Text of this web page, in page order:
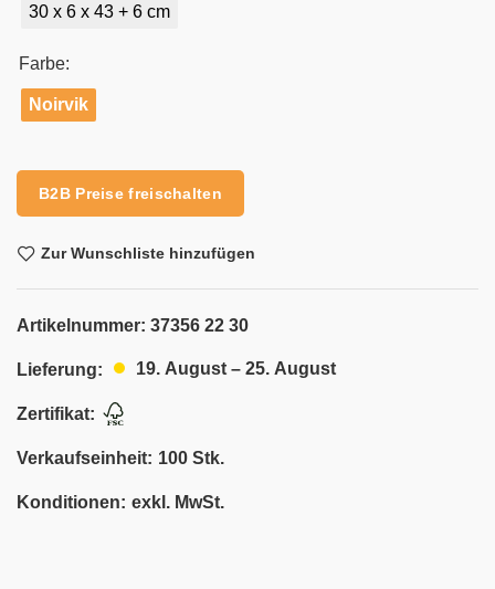
30 x 6 x 43 + 6 cm
Farbe:
Noirvik
B2B Preise freischalten
Zur Wunschliste hinzufügen
Artikelnummer: 37356 22 30
Lieferung: 19. August – 25. August
Zertifikat:
Verkaufseinheit: 100 Stk.
Konditionen: exkl. MwSt.